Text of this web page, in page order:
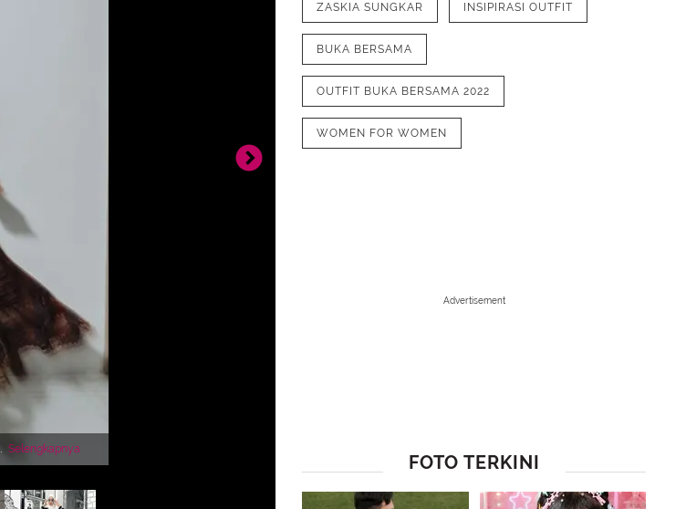
Selengkapnya
ZASKIA SUNGKAR INSIPIRASI OUTFIT
BUKA BERSAMA
OUTFIT BUKA BERSAMA 2022
WOMEN FOR WOMEN
Advertisement
FOTO TERKINI